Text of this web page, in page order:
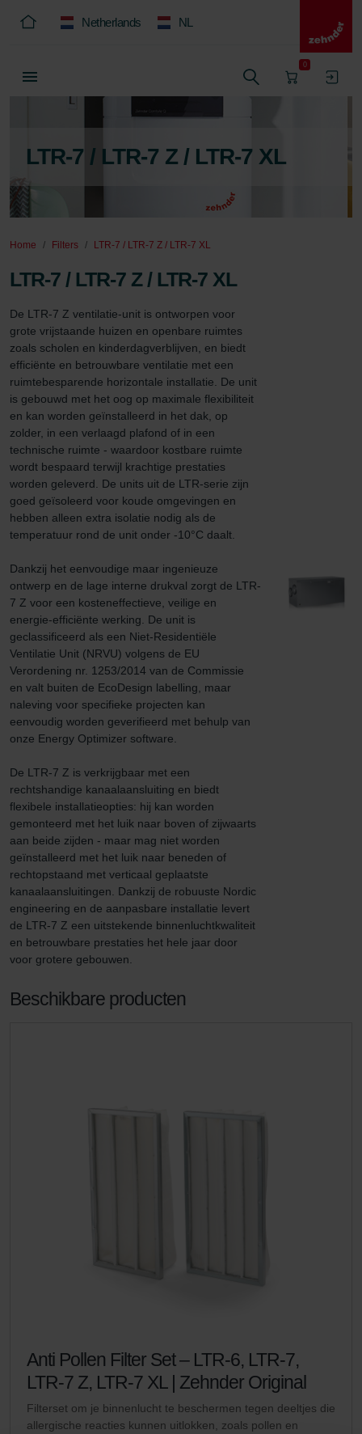
Netherlands NL
0
LTR-7 / LTR-7 Z / LTR-7 XL
Home Filters LTR-7 / LTR-7 Z / LTR-7 XL
LTR-7 / LTR-7 Z / LTR-7 XL
De LTR-7 Z ventilatie-unit is ontworpen voor
grote vrijstaande huizen en openbare ruimtes
zoals scholen en kinderdagverblijven, en biedt
efficiënte en betrouwbare ventilatie met een
ruimtebesparende horizontale installatie. De unit
is gebouwd met het oog op maximale flexibiliteit
en kan worden geïnstalleerd in het dak, op
zolder, in een verlaagd plafond of in een
technische ruimte - waardoor kostbare ruimte
wordt bespaard terwijl krachtige prestaties
worden geleverd. De units uit de LTR-serie zijn
goed geïsoleerd voor koude omgevingen en
hebben alleen extra isolatie nodig als de
temperatuur rond de unit onder -10°C daalt.
Dankzij het eenvoudige maar ingenieuze
ontwerp en de lage interne drukval zorgt de LTR-
7 Z voor een kosteneffectieve, veilige en
energie-efficiënte werking. De unit is
geclassificeerd als een Niet-Residentiële
Ventilatie Unit (NRVU) volgens de EU
Verordening nr. 1253/2014 van de Commissie
en valt buiten de EcoDesign labelling, maar
naleving voor specifieke projecten kan
eenvoudig worden geverifieerd met behulp van
onze Energy Optimizer software.
De LTR-7 Z is verkrijgbaar met een
rechtshandige kanaalaansluiting en biedt
flexibele installatieopties: hij kan worden
gemonteerd met het luik naar boven of zijwaarts
aan beide zijden - maar mag niet worden
geïnstalleerd met het luik naar beneden of
rechtopstaand met verticaal geplaatste
kanaalaansluitingen. Dankzij de robuuste Nordic
engineering en de aanpasbare installatie levert
de LTR-7 Z een uitstekende binnenluchtkwaliteit
en betrouwbare prestaties het hele jaar door
voor grotere gebouwen.
Beschikbare producten
Anti Pollen Filter Set – LTR-6, LTR-7,
LTR-7 Z, LTR-7 XL | Zehnder Original
Filterset om je binnenlucht te beschermen tegen deeltjes die
allergische reacties kunnen uitlokken, zoals pollen en